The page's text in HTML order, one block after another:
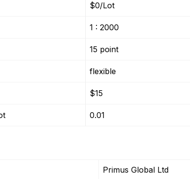
$0/Lot
1 : 2000
15 point
flexible
$15
0.01
Primus Global Ltd